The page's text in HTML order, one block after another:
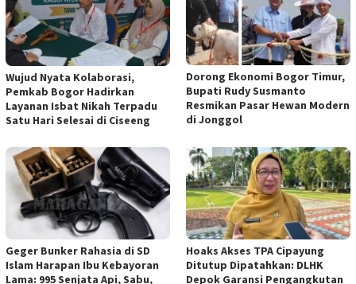
Wujud Nyata Kolaborasi,
Pemkab Bogor Hadirkan
Layanan Isbat Nikah Terpadu
Satu Hari Selesai di Ciseeng
Dorong Ekonomi Bogor Timur,
Bupati Rudy Susmanto
Resmikan Pasar Hewan Modern
di Jonggol
Geger Bunker Rahasia di SD
Islam Harapan Ibu Kebayoran
Lama: 995 Senjata Api, Sabu,
Hoaks Akses TPA Cipayung
Ditutup Dipatahkan: DLHK
Depok Garansi Pengangkutan